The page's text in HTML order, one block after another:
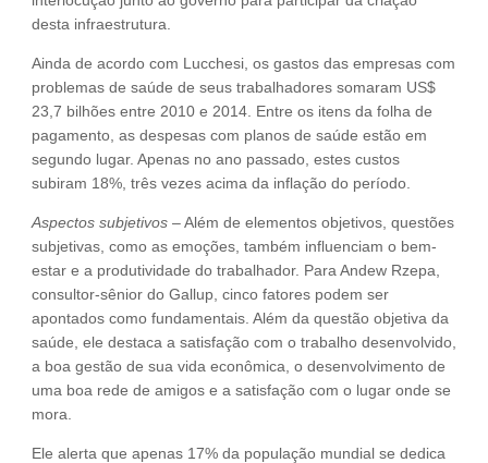
desta infraestrutura.
Ainda de acordo com Lucchesi, os gastos das empresas com
problemas de saúde de seus trabalhadores somaram US$
23,7 bilhões entre 2010 e 2014. Entre os itens da folha de
pagamento, as despesas com planos de saúde estão em
segundo lugar. Apenas no ano passado, estes custos
subiram 18%, três vezes acima da inflação do período.
Aspectos subjetivos – Além de elementos objetivos, questões
subjetivas, como as emoções, também influenciam o bem-
estar e a produtividade do trabalhador. Para Andew Rzepa,
consultor-sênior do Gallup, cinco fatores podem ser
apontados como fundamentais. Além da questão objetiva da
saúde, ele destaca a satisfação com o trabalho desenvolvido,
a boa gestão de sua vida econômica, o desenvolvimento de
uma boa rede de amigos e a satisfação com o lugar onde se
mora.
Ele alerta que apenas 17% da população mundial se dedica